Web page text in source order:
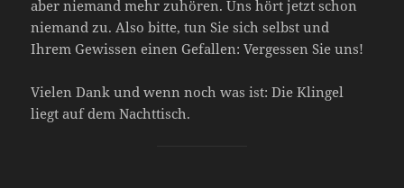
aber niemand mehr zuhören. Uns hört jetzt schon
niemand zu. Also bitte, tun Sie sich selbst und
Ihrem Gewissen einen Gefallen: Vergessen Sie uns!
Vielen Dank und wenn noch was ist: Die Klingel
liegt auf dem Nachttisch.